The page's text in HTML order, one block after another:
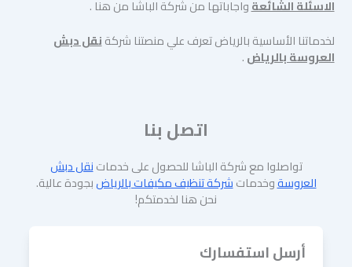
الاسئلة الشائعةواجاباتها من شركة الباشا من هنا .
لخدماتنا الأساسية بالرياض تعرف علي منصتنا شركةنقل دبش
العروسة بالرياض.
اتصل بنا
تواصلوا مع شركة الباشا للحصول على خدماتنقل دبش
العروسةوخدماتشركة تنظيف مكيفات بالرياضبجودة عالية.
نحن هنا لخدمتكم!
أرسل استفسارك